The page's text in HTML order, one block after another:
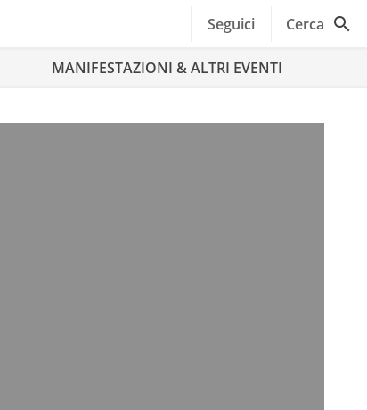
Seguici Cerca
MANIFESTAZIONI & ALTRI EVENTI